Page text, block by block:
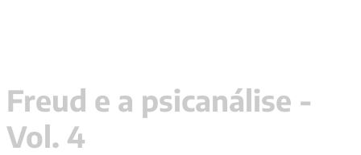
Freud e a psicanálise -
Vol. 4
4º jung
5º pré venda